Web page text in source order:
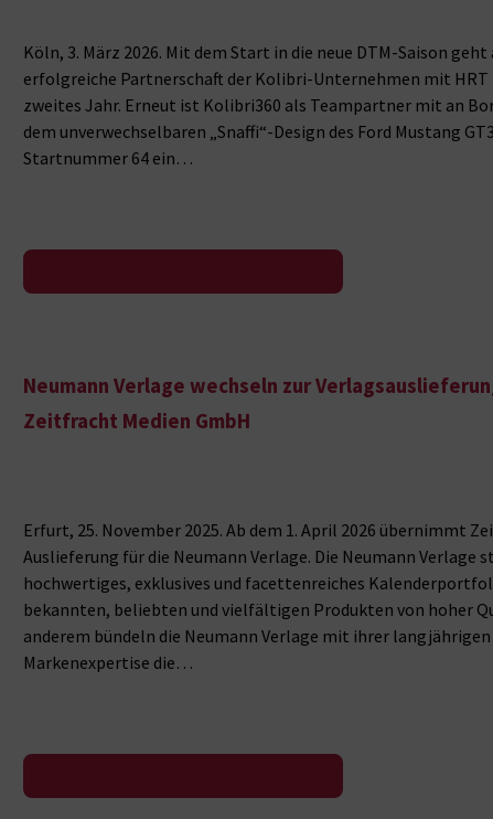
Köln, 3. März 2026. Mit dem Start in die neue DTM-Saison geht
erfolgreiche Partnerschaft der Kolibri-Unternehmen mit HRT
zweites Jahr. Erneut ist Kolibri360 als Teampartner mit an
dem unverwechselbaren „Snaffi“-Design des Ford Mustang
Startnummer 64 ein…
Neumann Verlage wechseln zur
Zeitfracht Medien GmbH
Erfurt, 25. November 2025. Ab dem 1. April 2026 übernimmt
Auslieferung für die Neumann Verlage. Die Neumann Verlage
hochwertiges, exklusives und facettenreiches
bekannten, beliebten und vielfältigen Produkten von hoher
anderem bündeln die Neumann Verlage mit ihrer
Markenexpertise die…